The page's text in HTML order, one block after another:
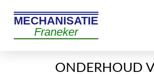
MECHANISATIE
Franeker
ONDERHOUD